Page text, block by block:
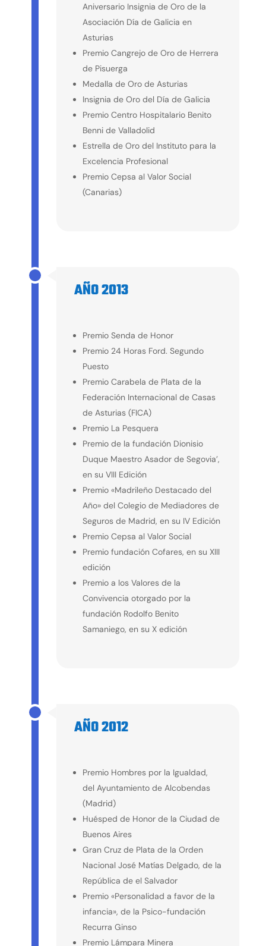
Aniversario Insignia de Oro de la
Asociación Día de Galicia en
Asturias
Premio Cangrejo de Oro de Herrera
de Pisuerga
Medalla de Oro de Asturias
Insignia de Oro del Día de Galicia
Premio Centro Hospitalario Benito
Benni de Valladolid
Estrella de Oro del Instituto para la
Excelencia Profesional
Premio Cepsa al Valor Social
(Canarias)
AÑO 2013
Premio Senda de Honor
Premio 24 Horas Ford. Segundo
Puesto
Premio Carabela de Plata de la
Federación Internacional de Casas
de Asturias (FICA)
Premio La Pesquera
Premio de la fundación Dionisio
Duque Maestro Asador de Segovia’,
en su VIII Edición
Premio «Madrileño Destacado del
Año» del Colegio de Mediadores de
Seguros de Madrid, en su IV Edición
Premio Cepsa al Valor Social
Premio fundación Cofares, en su XIII
edición
Premio a los Valores de la
Convivencia otorgado por la
fundación Rodolfo Benito
Samaniego, en su X edición
AÑO 2012
Premio Hombres por la Igualdad,
del Ayuntamiento de Alcobendas
(Madrid)
Huésped de Honor de la Ciudad de
Buenos Aires
Gran Cruz de Plata de la Orden
Nacional José Matías Delgado, de la
República de el Salvador
Premio «Personalidad a favor de la
infancia», de la Psico-fundación
Recurra Ginso
Premio Lámpara Minera